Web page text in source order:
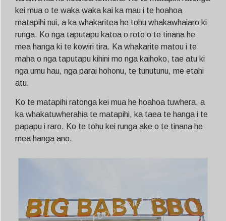
kei mua o te waka waka kai ka mau i te hoahoa
matapihi nui, a ka whakaritea he tohu whakawhaiaro ki
runga. Ko nga taputapu katoa o roto o te tinana he
mea hanga ki te kowiri tira. Ka whakarite matou i te
maha o nga taputapu kihini mo nga kaihoko, tae atu ki
nga umu hau, nga parai hohonu, te tunutunu, me etahi
atu.
Ko te matapihi ratonga kei mua he hoahoa tuwhera, a
ka whakatuwherahia te matapihi, ka taea te hanga i te
papapu i raro. Ko te tohu kei runga ake o te tinana he
mea hanga ano.